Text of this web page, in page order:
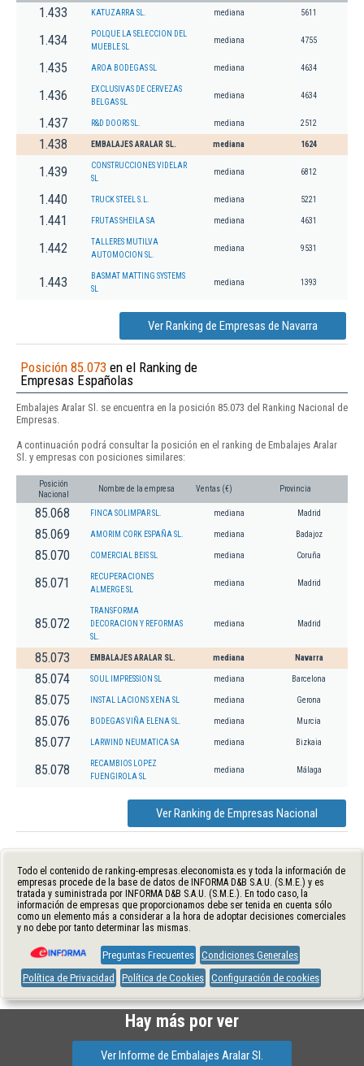
1.433 KATUZARRA SL. mediana 5611
1.434
POLQUE LA SELECCION DEL
MUEBLE SL
mediana 4755
1.435 AROA BODEGAS SL mediana 4634
1.436
EXCLUSIVAS DE CERVEZAS
BELGAS SL
mediana 4634
1.437 R&D DOORS SL. mediana 2512
1.438 EMBALAJES ARALAR SL. mediana 1624
1.439
CONSTRUCCIONES VIDELAR
SL
mediana 6812
1.440 TRUCK STEEL S.L. mediana 5221
1.441 FRUTAS SHEILA SA mediana 4631
1.442
TALLERES MUTILVA
AUTOMOCION SL.
mediana 9531
1.443
BASMAT MATTING SYSTEMS
SL
mediana 1393
Ver Ranking de Empresas de Navarra
Posición 85.073 en el Ranking de
Empresas Españolas
Embalajes Aralar Sl. se encuentra en la posición 85.073 del Ranking Nacional de
Empresas.
A continuación podrá consultar la posición en el ranking de Embalajes Aralar
Sl. y empresas con posiciones similares:
Posición
Nacional
Nombre de la empresa Ventas (€) Provincia
85.068 FINCA SOLIMPAR SL. mediana Madrid
85.069 AMORIM CORK ESPAÑA SL. mediana Badajoz
85.070 COMERCIAL BEIS SL mediana Coruña
85.071
RECUPERACIONES
ALMERGE SL
mediana Madrid
85.072
TRANSFORMA
DECORACION Y REFORMAS
SL.
mediana Madrid
85.073 EMBALAJES ARALAR SL. mediana Navarra
85.074 SOUL IMPRESSION SL mediana Barcelona
85.075 INSTAL LACIONS XENA SL mediana Gerona
85.076 BODEGAS VIÑA ELENA SL. mediana Murcia
85.077 LARWIND NEUMATICA SA mediana Bizkaia
85.078
RECAMBIOS LOPEZ
FUENGIROLA SL
mediana Málaga
Ver Ranking de Empresas Nacional
Todo el contenido de ranking-empresas.eleconomista.es y toda la información de
empresas procede de la base de datos de INFORMA D&B S.A.U. (S.M.E.) y es
tratada y suministrada por INFORMA D&B S.A.U. (S.M.E.). En todo caso, la
información de empresas que proporcionamos debe ser tenida en cuenta sólo
como un elemento más a considerar a la hora de adoptar decisiones comerciales
y no debe por tanto determinar las mismas.
Preguntas Frecuentes Condiciones Generales
Política de Privacidad
Política de Cookies Configuración de cookies
Hay más por ver
Ver Informe de Embalajes Aralar Sl.